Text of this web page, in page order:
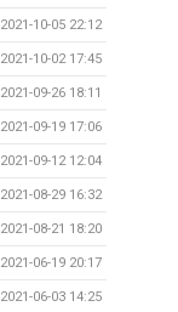
2021-10-05 22:12
2021-10-02 17:45
2021-09-26 18:11
2021-09-19 17:06
2021-09-12 12:04
2021-08-29 16:32
2021-08-21 18:20
2021-06-19 20:17
2021-06-03 14:25